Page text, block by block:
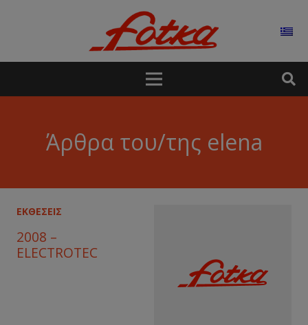
Άρθρα του/της elena
ΕΚΘΕΣΕΙΣ
2008 –
ELECTROTEC